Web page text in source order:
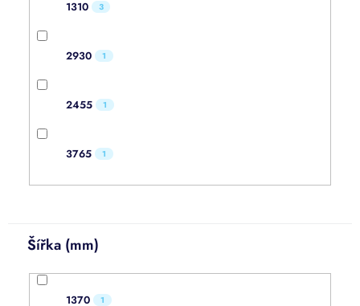
1310 3
2930 1
2455 1
3765 1
Šířka (mm)
1370 1